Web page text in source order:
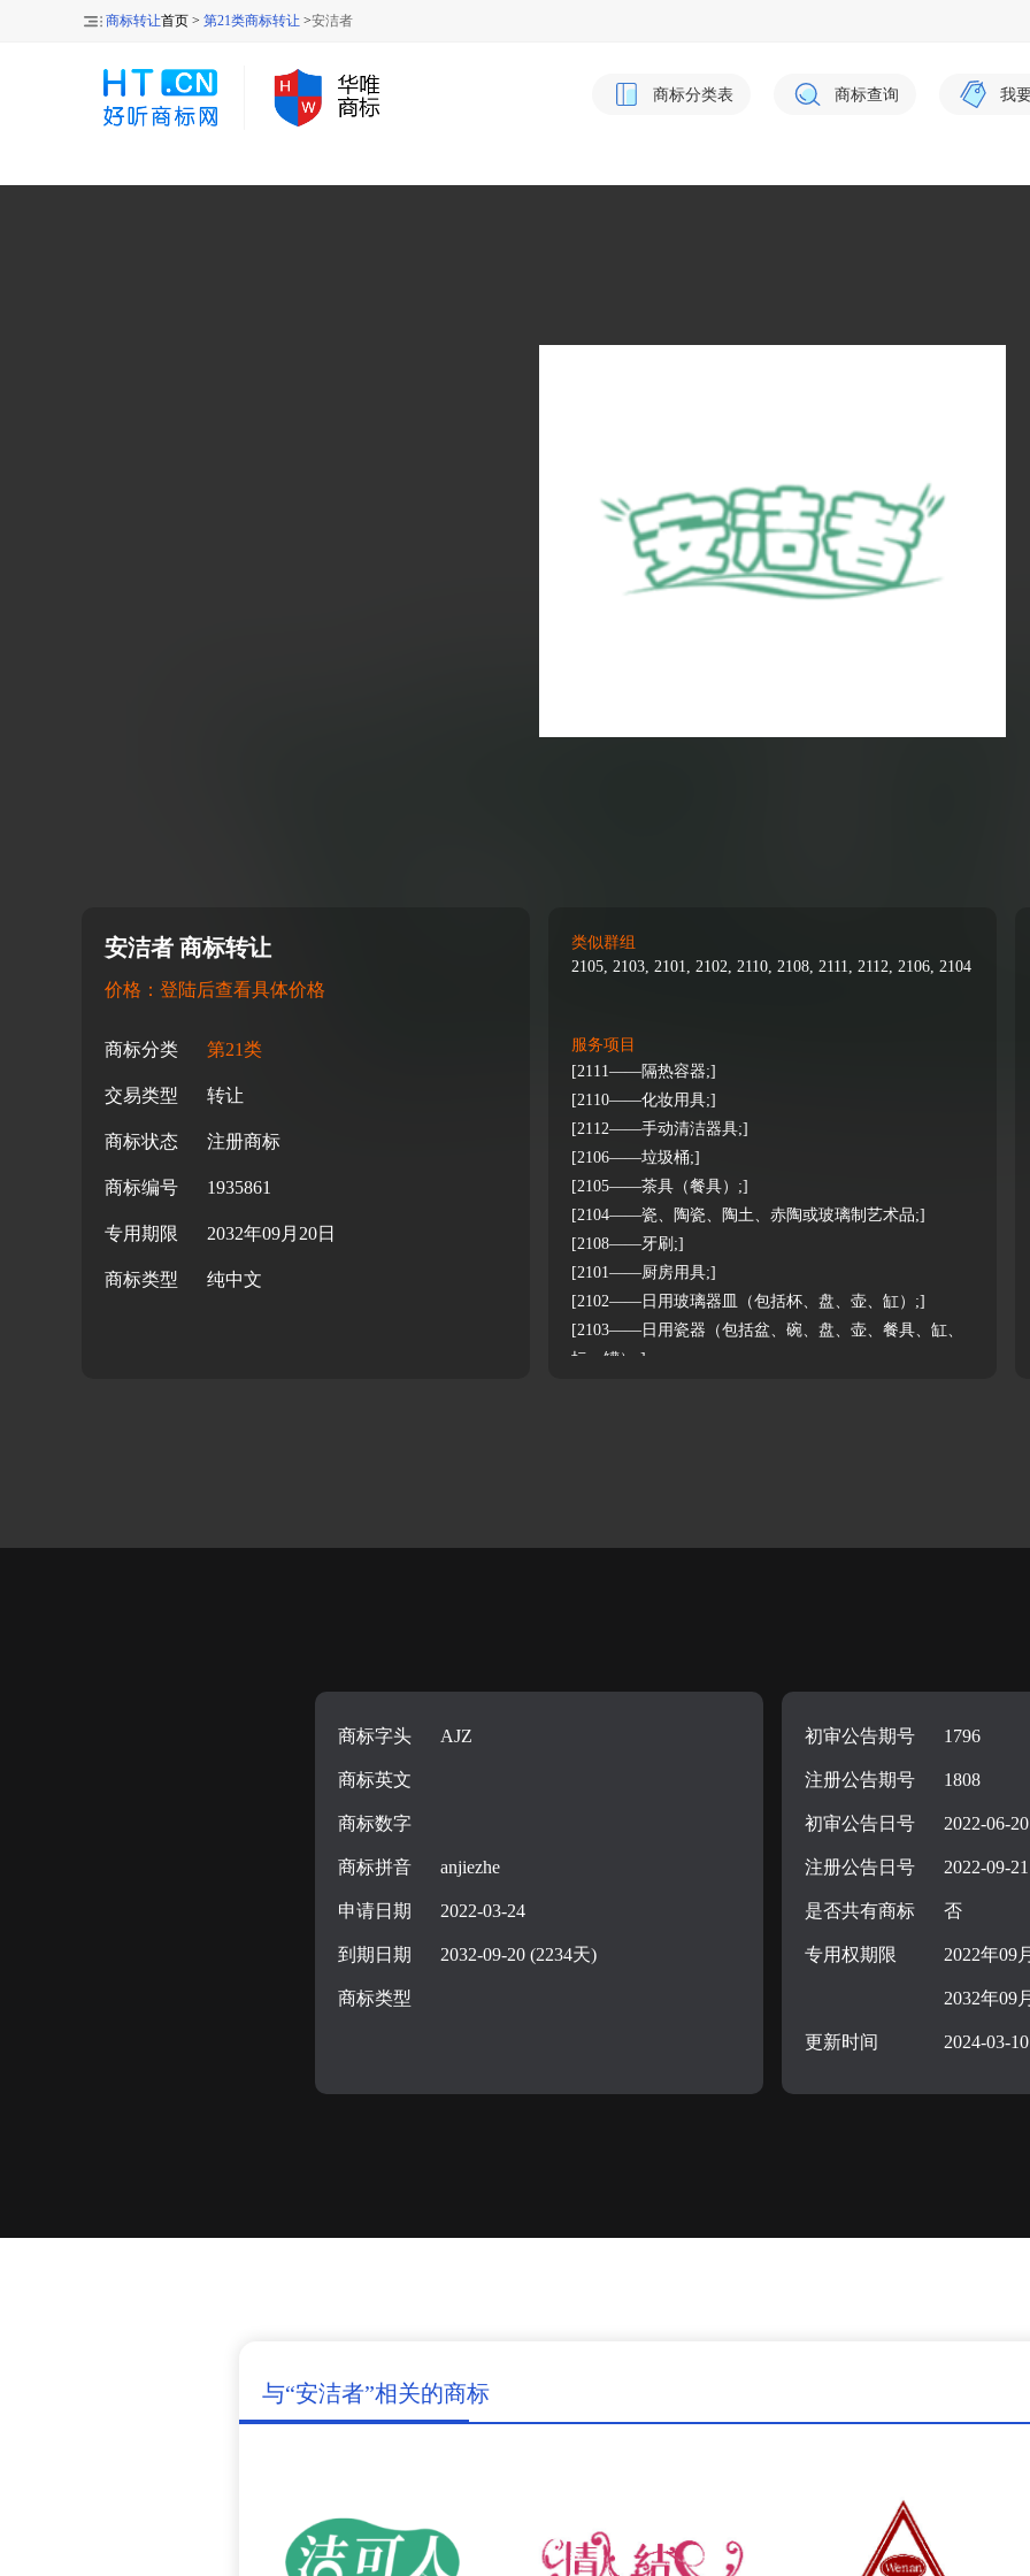
商标转让首页 > 第21类商标转让 >安洁者
商标分类表 商标查询 我
安洁者 商标转让
价格：登陆后查看具体价格
商标分类 第21类
交易类型 转让
商标状态 注册商标
商标编号 1935861
专用期限 2032年09月20日
商标类型 纯中文
类似群组
2105, 2103, 2101, 2102, 2110, 2108, 2111, 2112, 2106, 2104
服务项目
[2111——隔热容器;]
[2110——化妆用具;]
[2112——手动清洁器具;]
[2106——垃圾桶;]
[2105——茶具（餐具）;]
[2104——瓷、陶瓷、陶土、赤陶或玻璃制艺术品;]
[2108——牙刷;]
[2101——厨房用具;]
[2102——日用玻璃器皿（包括杯、盘、壶、缸）;]
[2103——日用瓷器（包括盆、碗、盘、壶、餐具、缸、
坛、罐）;]
商标字头 AJZ
商标英文
商标数字
商标拼音 anjiezhe
申请日期 2022-03-24
到期日期 2032-09-20 (2234天)
商标类型
初审公告期号 1796
注册公告期号 1808
初审公告日号 2022-06-20
注册公告日号 2022-09-21
是否共有商标 否
专用权期限 2022年09
2032年09
更新时间 2024-03-10
与“安洁者”相关的商标